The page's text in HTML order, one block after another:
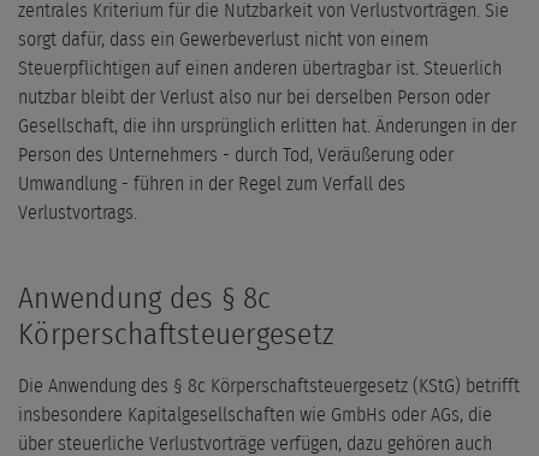
zentrales Kriterium für die Nutzbarkeit von Verlustvorträgen. Sie
sorgt dafür, dass ein Gewerbeverlust nicht von einem
Steuerpflichtigen auf einen anderen übertragbar ist. Steuerlich
nutzbar bleibt der Verlust also nur bei derselben Person oder
Gesellschaft, die ihn ursprünglich erlitten hat. Änderungen in der
Person des Unternehmers - durch Tod, Veräußerung oder
Umwandlung - führen in der Regel zum Verfall des
Verlustvortrags.
Anwendung des § 8c
Körperschaftsteuergesetz
Die Anwendung des § 8c Körperschaftsteuergesetz (KStG) betrifft
insbesondere Kapitalgesellschaften wie GmbHs oder AGs, die
über steuerliche Verlustvorträge verfügen, dazu gehören auch